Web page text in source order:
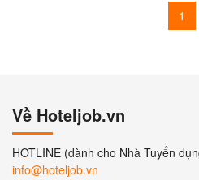
1
Về Hoteljob.vn
HOTLINE (dành cho Nhà Tuyển
info@hoteljob.vn